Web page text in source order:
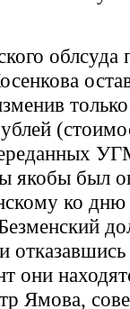
облсуда
якобы был
ко
отказавшись
они
Ямова,